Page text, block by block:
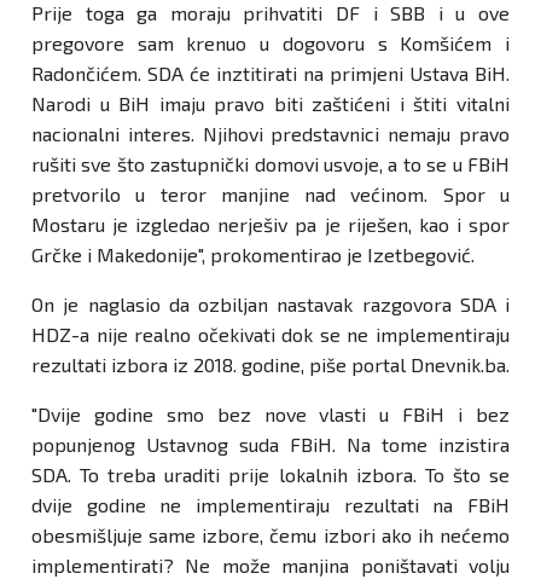
Prije toga ga moraju prihvatiti DF i SBB i u ove
pregovore sam krenuo u dogovoru s Komšićem i
Radončićem. SDA će inztitirati na primjeni Ustava BiH.
Narodi u BiH imaju pravo biti zaštićeni i štiti vitalni
nacionalni interes. Njihovi predstavnici nemaju pravo
rušiti sve što zastupnički domovi usvoje, a to se u FBiH
pretvorilo u teror manjine nad većinom. Spor u
Mostaru je izgledao nerješiv pa je riješen, kao i spor
Grčke i Makedonije", prokomentirao je Izetbegović.
On je naglasio da ozbiljan nastavak razgovora SDA i
HDZ-a nije realno očekivati dok se ne implementiraju
rezultati izbora iz 2018. godine, piše portal Dnevnik.ba.
"Dvije godine smo bez nove vlasti u FBiH i bez
popunjenog Ustavnog suda FBiH. Na tome inzistira
SDA. To treba uraditi prije lokalnih izbora. To što se
dvije godine ne implementiraju rezultati na FBiH
obesmišljuje same izbore, čemu izbori ako ih nećemo
implementirati? Ne može manjina poništavati volju